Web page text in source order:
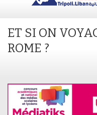
ET SI ON
ROME ?